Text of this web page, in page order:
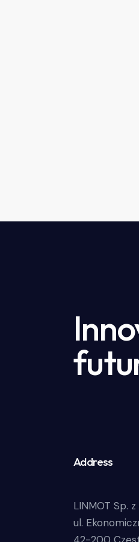
Address
LINMOT Sp.
ul.